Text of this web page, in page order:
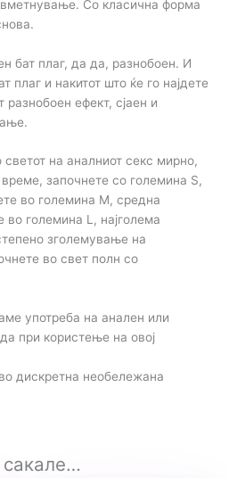
Со класична форма
бат плаг, да да, разнобоен. И
плаг и накитот што ќе го најдете
разнобоен ефект, сјаен и
на аналниот секс мирно,
време, започнете со големина S,
во големина М, средна
големина L, најголема
зголемување на
во свет полн со
употреба на анален или
при користење на овој
дискретна необележана
сакале…